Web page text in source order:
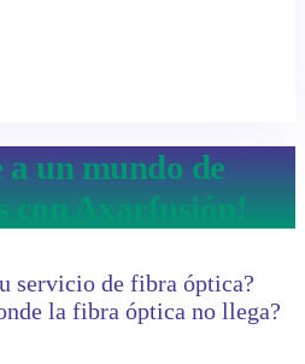
a un mundo de
con Axarfusión!
servicio de fibra óptica?
la fibra óptica no llega?